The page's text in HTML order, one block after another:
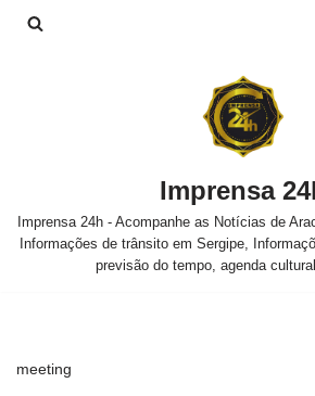
Imprensa
Imprensa 24h - Acompanhe as Notícias de
Informações de trânsito em Sergipe,
previsão do tempo, agenda
meeting